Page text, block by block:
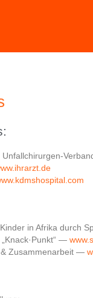
in Afrika durch
—
& Zusammenarbeit —